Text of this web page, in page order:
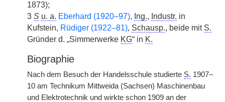
1873);
3 S u. a. Eberhard (1920–97), Ing., Industr. in
Kufstein, Rüdiger (1922–81), Schausp., beide mit S.
Gründer d. „Simmerwerke KG“ in K.
Biographie
Nach dem Besuch der Handelsschule studierte S. 1907–
10 am Technikum Mittweida (Sachsen) Maschinenbau
und Elektrotechnik und wirkte schon 1909 an der